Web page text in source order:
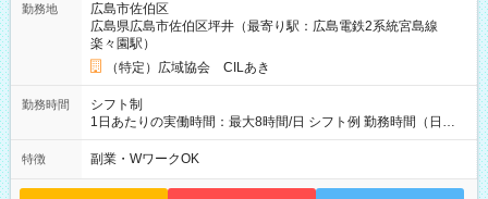
勤務地
広島市佐伯区
広島県広島市佐伯区坪井（最寄り駅：広島電鉄2系統宮島線
楽々園駅）
（特定）広域協会 CILあき
勤務時間
シフト制
1日あたりの実働時間：最大8時間/日 シフト例 勤務時間（日
勤）・8時～18時 （実働時間8時間 待機休憩2時間）（日勤1回
あたりの給与 2万円）
特徴 副業・WワークOK